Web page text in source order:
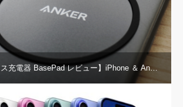
ス充電器 BasePad レビュー】iPhone ＆ An…